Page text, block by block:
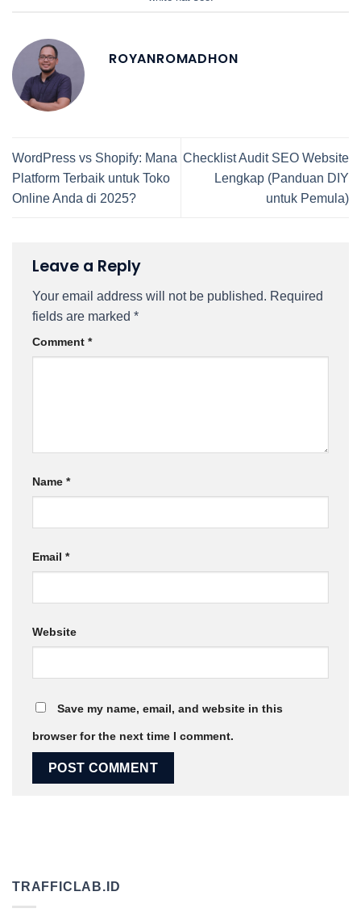
ROYANROMADHON
WordPress vs Shopify: Mana
Platform Terbaik untuk Toko
Online Anda di 2025?
Checklist Audit SEO Website
Lengkap (Panduan DIY
untuk Pemula)
Leave a Reply
Your email address will not be published. Required
fields are marked *
Comment *
Name *
Email *
Website
Save my name, email, and website in this
browser for the next time I comment.
TRAFFICLAB.ID